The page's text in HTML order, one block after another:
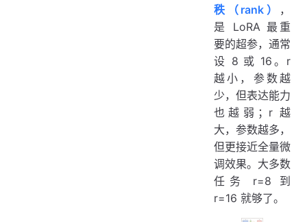
秩（rank） ，
是 LoRA 最重
要的超参，通常
设 8 或 16。r
越小，参数越
少，但表达能力
也越弱；r 越
大，参数越多，
但更接近全量微
调效果。大多数
任务 r=8 到
r=16 就够了。